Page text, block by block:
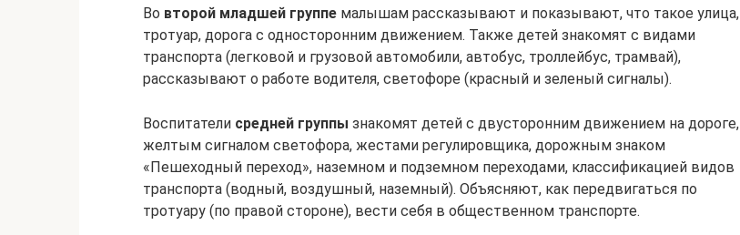
Во второй младшей группе малышам рассказывают и показывают, что такое улица,
тротуар, дорога с односторонним движением. Также детей знакомят с видами
транспорта (легковой и грузовой автомобили, автобус, троллейбус, трамвай),
рассказывают о работе водителя, светофоре (красный и зеленый сигналы).
Воспитатели средней группы знакомят детей с двусторонним движением на дороге,
желтым сигналом светофора, жестами регулировщика, дорожным знаком
«Пешеходный переход», наземном и подземном переходами, классификацией видов
транспорта (водный, воздушный, наземный). Объясняют, как передвигаться по
тротуару (по правой стороне), вести себя в общественном транспорте.